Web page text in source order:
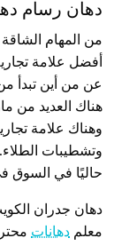
دهان رسام
من المهام
أفضل علامة
عن من أين تبدأ
هناك العديد من
وهناك علامة
وتشطيبات
حاليًا في السوق في
دهان جدران
معلم دهانات